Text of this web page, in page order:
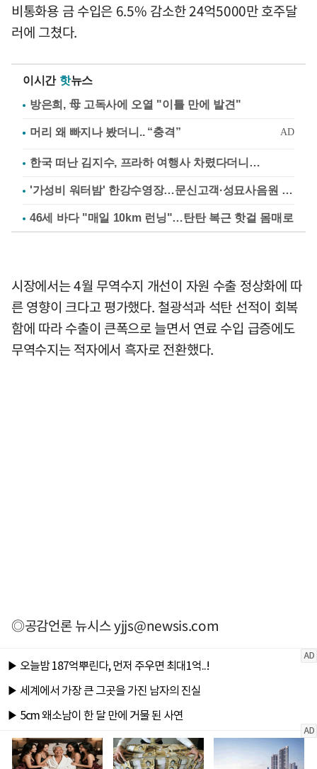
비통화용 금 수입은 6.5% 감소한 24억5000만 호주달
러에 그쳤다.
이시간 핫뉴스
방은희, 母 고독사에 오열 "이틀 만에 발견"
한국 떠난 김지수, 프라하 여행사 차렸다더니…
'가성비 워터밤' 한강수영장…문신고객·성묘사음원 민원
46세 바다 "매일 10km 런닝"…탄탄 복근 핫걸 몸매로
시장에서는 4월 무역수지 개선이 자원 수출 정상화에 따
른 영향이 크다고 평가했다. 철광석과 석탄 선적이 회복
함에 따라 수출이 큰폭으로 늘면서 연료 수입 급증에도
무역수지는 적자에서 흑자로 전환했다.
◎공감언론 뉴시스yjjs@newsis.com